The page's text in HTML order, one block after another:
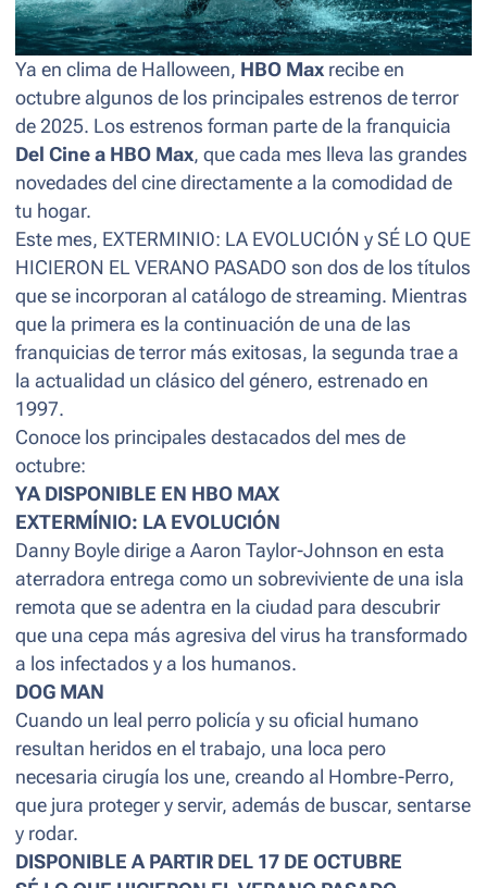
Ya en clima de Halloween, HBO Max recibe en
octubre algunos de los principales estrenos de terror
de 2025. Los estrenos forman parte de la franquicia
Del Cine a HBO Max, que cada mes lleva las grandes
novedades del cine directamente a la comodidad de
tu hogar.
Este mes, EXTERMINIO: LA EVOLUCIÓN y SÉ LO QUE
HICIERON EL VERANO PASADO son dos de los títulos
que se incorporan al catálogo de streaming. Mientras
que la primera es la continuación de una de las
franquicias de terror más exitosas, la segunda trae a
la actualidad un clásico del género, estrenado en
1997.
Conoce los principales destacados del mes de
octubre:
YA DISPONIBLE EN HBO MAX
EXTERMÍNIO: LA EVOLUCIÓN
Danny Boyle dirige a Aaron Taylor-Johnson en esta
aterradora entrega como un sobreviviente de una isla
remota que se adentra en la ciudad para descubrir
que una cepa más agresiva del virus ha transformado
a los infectados y a los humanos.
DOG MAN
Cuando un leal perro policía y su oficial humano
resultan heridos en el trabajo, una loca pero
necesaria cirugía los une, creando al Hombre-Perro,
que jura proteger y servir, además de buscar, sentarse
y rodar.
DISPONIBLE A PARTIR DEL 17 DE OCTUBRE